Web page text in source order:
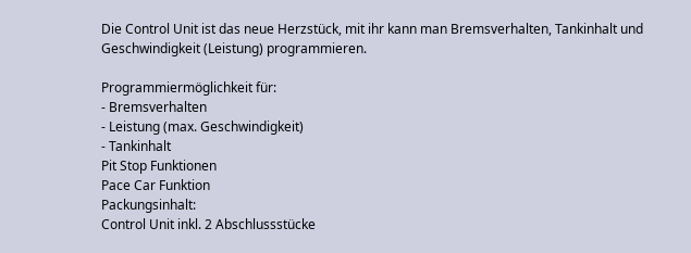
Die Control Unit ist das neue Herzstück, mit ihr kann man Bremsverhalten, Tankinhalt und
Geschwindigkeit (Leistung) programmieren.
Programmiermöglichkeit für:
- Bremsverhalten
- Leistung (max. Geschwindigkeit)
- Tankinhalt
Pit Stop Funktionen
Pace Car Funktion
Packungsinhalt:
Control Unit inkl. 2 Abschlussstücke